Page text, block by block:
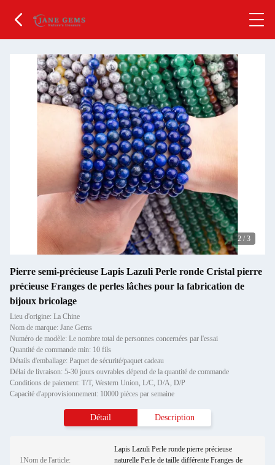
2 / 3
Pierre semi-précieuse Lapis Lazuli Perle ronde Cristal pierre
précieuse Franges de perles lâches pour la fabrication de
bijoux bricolage
Lieu d'origine: La Chine
Nom de marque: Jane Gems
Numéro de modèle: Le nombre total de personnes concernées par l'essai
Quantité de commande min: 10 fils
Détails d'emballage: Paquet de sécurité/paquet cadeau
Délai de livraison: 5-30 jours ouvrables dépend de la quantité de commande
Conditions de paiement: T/T, Western Union, L/C, D/A, D/P
Capacité d'approvisionnement: 10000 pièces par semaine
Détail Description
1Nom de l'article:
Lapis Lazuli Perle ronde pierre précieuse
naturelle Perle de taille différente Franges de